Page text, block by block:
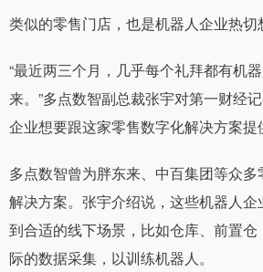
类似的零售门店，也是机器人企业热切
“最近两三个月，几乎每个礼拜都有机
来。”多点数智副总裁张宇对第一财经
企业想要跟这家零售数字化解决方案提
多点数智曾为胖东来、中百集团等众
解决方案。张宇介绍说，这些机器人
到合适的线下场景，比如仓库、前置
际的数据采集，以训练机器人。